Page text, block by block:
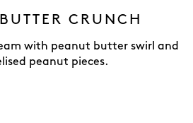
CRUNCH
with peanut butter swirl and
peanut pieces.